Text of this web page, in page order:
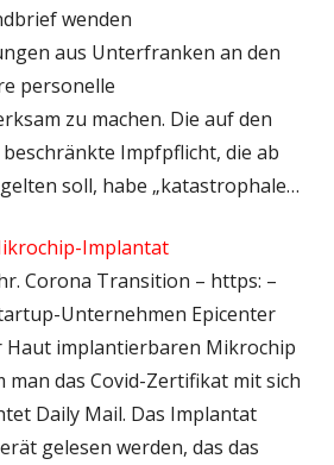
wenden
aus Unterfranken an den
personelle
zu machen. Die auf den
Impfpflicht, die ab
soll, habe „katastrophale…
Implantat
Corona Transition – https: –
Unternehmen Epicenter
Haut implantierbaren Mikrochip
das Covid-Zertifikat mit sich
Daily Mail. Das Implantat
gelesen werden, das das